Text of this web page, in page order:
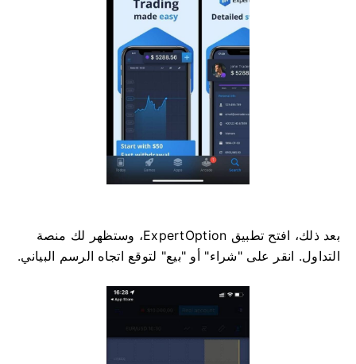
بعد ذلك، افتح تطبيق ExpertOption، وستظهر لك منصة
التداول. انقر على "شراء" أو "بيع" لتوقع اتجاه الرسم البياني.